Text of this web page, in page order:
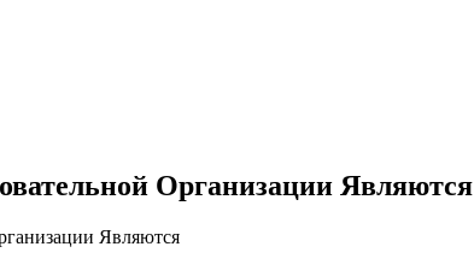
Организации Являются
Являются